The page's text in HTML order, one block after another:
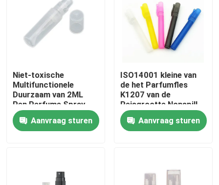
Thuis
Niet-toxische
Multifunctionele
Duurzaam van 2ML
Pen Perfume Spray
Bottle K1206
Aanvraag sturen
ISO14001 kleine van
de het Parfumfles
K1207 van de
Reisgrootte Nonspill
Multifunctioneel
Aanvraag sturen